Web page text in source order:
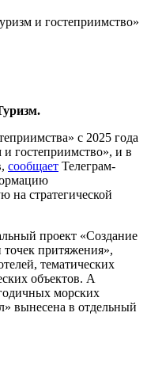
и гостеприимство»
с 2025 года
и гостеприимство», и в
сообщает Телеграм-
на стратегической
проект «Создание
притяжения»,
тематических
объектов. А
морских
вынесена в отдельный